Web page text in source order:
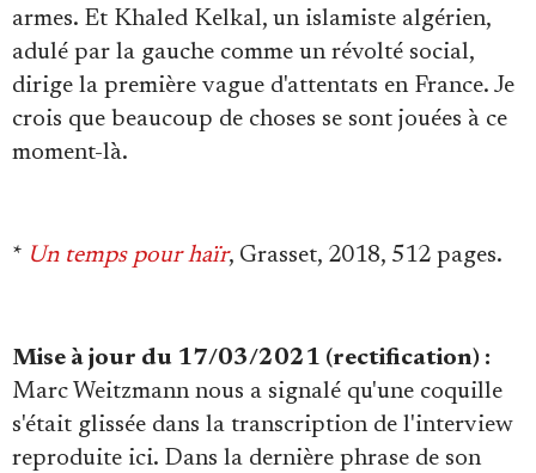
armes. Et Khaled Kelkal, un islamiste algérien,
adulé par la gauche comme un révolté social,
dirige la première vague d'attentats en France. Je
crois que beaucoup de choses se sont jouées à ce
moment-là.
* Un temps pour haïr, Grasset, 2018, 512 pages.
Mise à jour du 17/03/2021 (rectification) :
Marc Weitzmann nous a signalé qu'une coquille
s'était glissée dans la transcription de l'interview
reproduite ici. Dans la dernière phrase de son